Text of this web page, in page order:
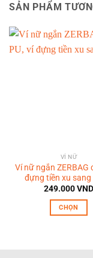
SẢN PHẨM
VÍ NỮ
Ví nữ ngắn ZERBAG
đựng tiền xu
249.000VND
CHỌN